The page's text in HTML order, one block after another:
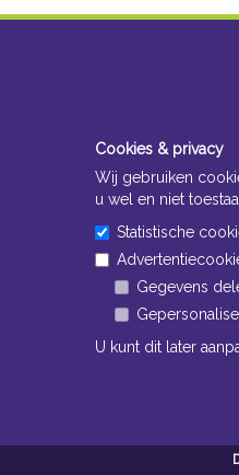
Cookies & privacy
Wij gebruiken
u wel en niet
Statistische
Gegevens
U kunt dit later